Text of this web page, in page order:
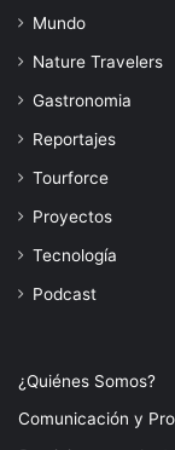
Mundo
Nature Travelers
Gastronomia
Reportajes
Tourforce
Proyectos
Tecnología
Podcast
¿Quiénes Somos?
Comunicación y